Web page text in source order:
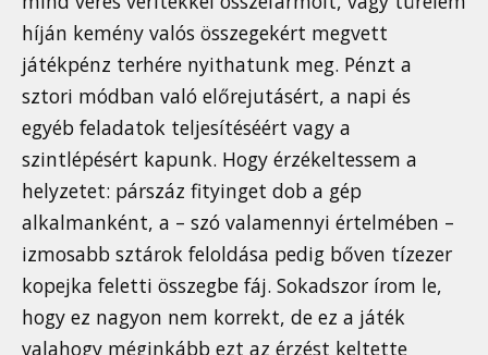
híján kemény valós összegekért megvett
játékpénz terhére nyithatunk meg. Pénzt a
sztori módban való előrejutásért, a napi és
egyéb feladatok teljesítéséért vagy a
szintlépésért kapunk. Hogy érzékeltessem a
helyzetet: párszáz fityinget dob a gép
alkalmanként, a – szó valamennyi értelmében –
izmosabb sztárok feloldása pedig bőven tízezer
kopejka feletti összegbe fáj. Sokadszor írom le,
hogy ez nagyon nem korrekt, de ez a játék
valahogy méginkább ezt az érzést keltette